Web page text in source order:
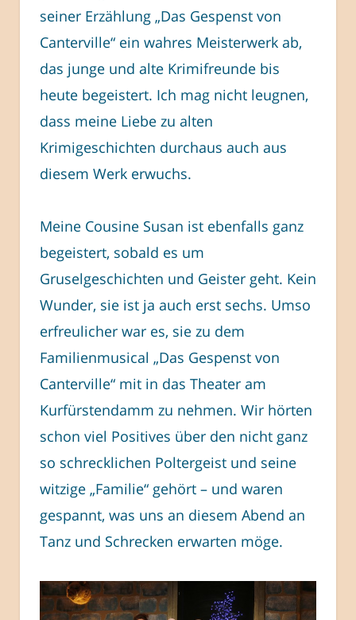
seiner Erzählung „Das Gespenst von
Canterville“ ein wahres Meisterwerk ab,
das junge und alte Krimifreunde bis
heute begeistert. Ich mag nicht leugnen,
dass meine Liebe zu alten
Krimigeschichten durchaus auch aus
diesem Werk erwuchs.
Meine Cousine Susan ist ebenfalls ganz
begeistert, sobald es um
Gruselgeschichten und Geister geht. Kein
Wunder, sie ist ja auch erst sechs. Umso
erfreulicher war es, sie zu dem
Familienmusical „Das Gespenst von
Canterville“ mit in das Theater am
Kurfürstendamm zu nehmen. Wir hörten
schon viel Positives über den nicht ganz
so schrecklichen Poltergeist und seine
witzige „Familie“ gehört – und waren
gespannt, was uns an diesem Abend an
Tanz und Schrecken erwarten möge.